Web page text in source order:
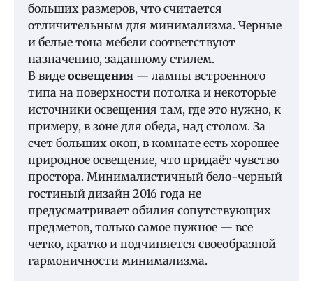
больших размеров, что считается
отличительным для минимализма. Черные
и белые тона мебели соответствуют
назначению, заданному стилем.
В виде освещения — лампы встроенного
типа на поверхности потолка и некоторые
источники освещения там, где это нужно, к
примеру, в зоне для обеда, над столом. За
счет больших окон, в комнате есть хорошее
природное освещение, что придаёт чувство
простора. Минималистичный бело-черный
гостиный дизайн 2016 года не
предусматривает обилия сопутствующих
предметов, только самое нужное — все
четко, кратко и подчиняется своеобразной
гармоничности минимализма.